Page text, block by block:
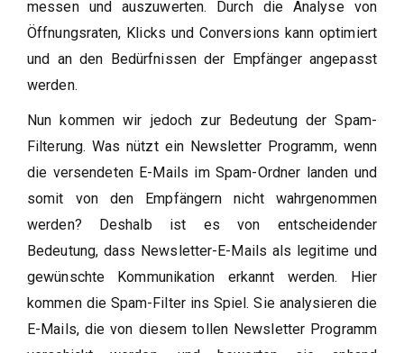
messen und auszuwerten. Durch die Analyse von
Öffnungsraten, Klicks und Conversions kann optimiert
und an den Bedürfnissen der Empfänger angepasst
werden.
Nun kommen wir jedoch zur Bedeutung der Spam-
Filterung. Was nützt ein Newsletter Programm, wenn
die versendeten E-Mails im Spam-Ordner landen und
somit von den Empfängern nicht wahrgenommen
werden? Deshalb ist es von entscheidender
Bedeutung, dass Newsletter-E-Mails als legitime und
gewünschte Kommunikation erkannt werden. Hier
kommen die Spam-Filter ins Spiel. Sie analysieren die
E-Mails, die von diesem tollen Newsletter Programm